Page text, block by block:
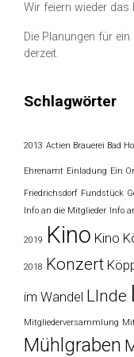
Wir feiern wieder
Die Planungen für
derzeit.
Schlagwörter
2013 Actien Brauerei Bad
Ehrenamt Einladung Ein
Friedrichsdorf Fundstück
Info an die Mitglieder Info
2019 Kino Kino
2018 Konzert
im Wandel LInde
Mitgliederversammlung
Mühlgraben